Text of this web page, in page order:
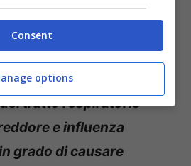
possono concorrere
dei sintomi di asma si
sono:
tratto respiratorio
e influenza
grado di causare
Consent
options